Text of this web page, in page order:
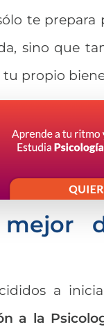
te prepara
sino que
propio
a
a la